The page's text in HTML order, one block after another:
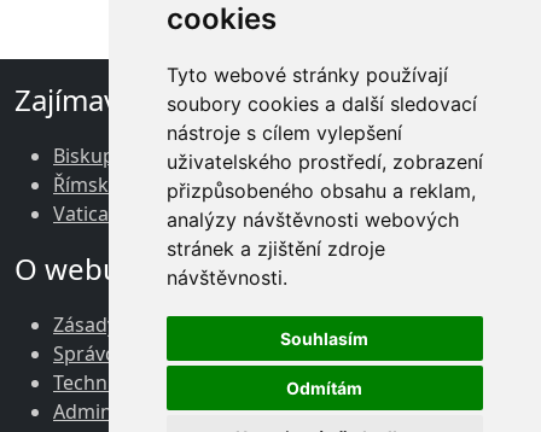
cookies
Tyto webové stránky používají
soubory cookies a další sledovací
nástroje s cílem vylepšení
uživatelského prostředí, zobrazení
přizpůsobeného obsahu a reklam,
analýzy návštěvnosti webových
stránek a zjištění zdroje
návštěvnosti.
Souhlasím
Odmítám
Zajímavé odkazy
Biskupství brněnské
Římskokatolická církev v ČR
Vatican News
O webu
Zásady zpracování osobních údajů
Správce obsahu webu
Technický správce webu
Administrace